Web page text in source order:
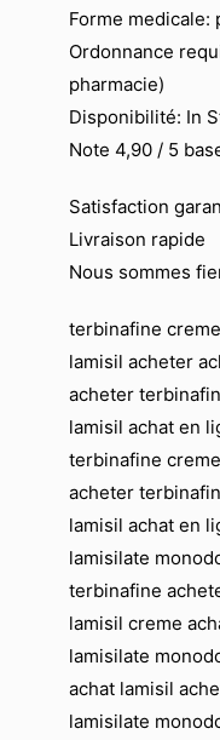
Forme medicale:
Ordonnance
pharmacie)
Disponibilité: In
Note 4,90 / 5
Satisfaction
Livraison rapide
Nous sommes
terbinafine
lamisil acheter
acheter
lamisil achat en
terbinafine
acheter
lamisil achat en
lamisilate
terbinafine
lamisil creme
lamisilate
achat lamisil
lamisilate